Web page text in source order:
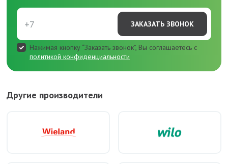
ЗАКАЗАТЬ ЗВОНОК
Нажимая кнопку “Заказать звонок”, Вы соглашаетесь с
политикой конфиденциальности
Другие производители